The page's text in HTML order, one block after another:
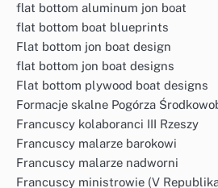
flat bottom aluminum jon boat
flat bottom boat blueprints
Flat bottom jon boat design
flat bottom jon boat designs
Flat bottom plywood boat designs
Formacje skalne Pogórza
Francuscy kolaboranci III Rzeszy
Francuscy malarze barokowi
Francuscy malarze nadworni
Francuscy ministrowie (V